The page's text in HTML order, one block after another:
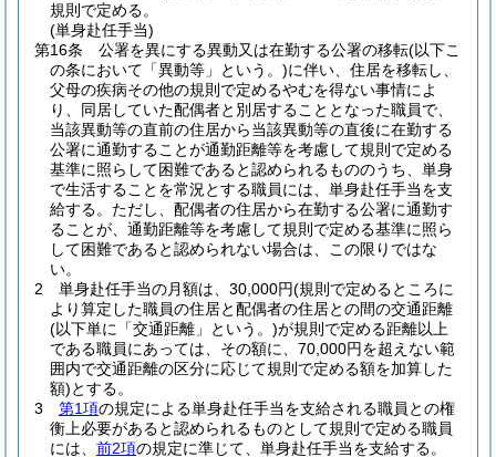
規則で定める。
(単身赴任手当)
第16条
公署を異にする異動又は在勤する公署の移転(以下こ
の条において「異動等」という。)に伴い、住居を移転し、
父母の疾病その他の規則で定めるやむを得ない事情によ
り、同居していた配偶者と別居することとなった職員で、
当該異動等の直前の住居から当該異動等の直後に在勤する
公署に通勤することが通勤距離等を考慮して規則で定める
基準に照らして困難であると認められるもののうち、単身
で生活することを常況とする職員には、単身赴任手当を支
給する。 ただし、配偶者の住居から在勤する公署に通勤す
ることが、通勤距離等を考慮して規則で定める基準に照ら
して困難であると認められない場合は、この限りではな
い。
2
単身赴任手当の月額は、30,000円(規則で定めるところに
より算定した職員の住居と配偶者の住居との間の交通距離
(以下単に「交通距離」という。)が規則で定める距離以上
である職員にあっては、その額に、70,000円を超えない範
囲内で交通距離の区分に応じて規則で定める額を加算した
額)とする。
3
第1項の規定による単身赴任手当を支給される職員との権
衡上必要があると認められるものとして規則で定める職員
には、 前2項の規定に準じて、単身赴任手当を支給する。